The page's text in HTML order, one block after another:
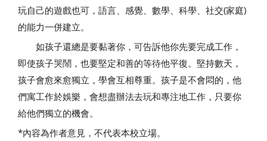
玩自己的遊戲也可，語言、感覺、數學、科學、社交(家庭)
的能力一併建立。
如孩子還總是要黏著你，可告訴他你先要完成工作，
即使孩子哭鬧，也要堅定和善的等待他平復。堅持數天，
孩子會愈來愈獨立，學會互相尊重。孩子是不會悶的，他
們寓工作於娛樂，會想盡辦法去玩和專注地工作，只要你
給他們獨立的機會。
*內容為作者意見，不代表本校立場。